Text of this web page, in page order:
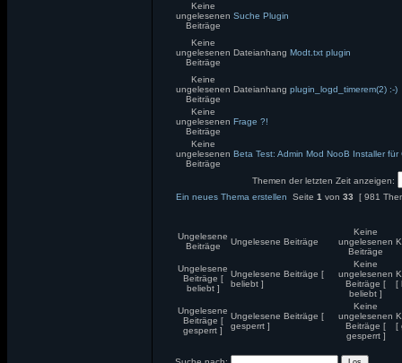
Keine
ungelesenen
Beiträge
Suche Plugin
Keine
ungelesenen
Beiträge
Dateianhang Modt.txt plugin
Keine
ungelesenen
Beiträge
Dateianhang plugin_logd_timerem(2) :-)
Keine
ungelesenen
Beiträge
Frage ?!
Keine
ungelesenen
Beiträge
Beta Test: Admin Mod NooB Installer für
Themen der letzten Zeit anzeigen:
Ein neues Thema erstellen
Seite 1 von 33 [ 981
Ungelesene
Beiträge
Ungelesene Beiträge
Keine
ungelesenen
Beiträge
Ungelesene
Beiträge [
beliebt ]
Ungelesene Beiträge [
beliebt ]
Keine
ungelesenen
Beiträge [
beliebt ]
[
Ungelesene
Beiträge [
gesperrt ]
Ungelesene Beiträge [
gesperrt ]
Keine
ungelesenen
Beiträge [
gesperrt ]
[